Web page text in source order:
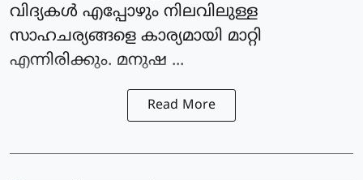
വിദ്യകള്‍ എപ്പോഴും നിലവിലുള്ള
സാഹചര്യങ്ങളെ കാര്യമായി മാറ്റി
എന്നിരിക്കും. മനുഷ ...
Read More